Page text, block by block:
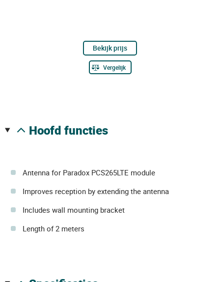
Bekijk prijs
Vergelijk
hoofd functies
Antenna for Paradox PCS265LTE module
Improves reception by extending the antenna
Includes wall mounting bracket
Length of 2 meters